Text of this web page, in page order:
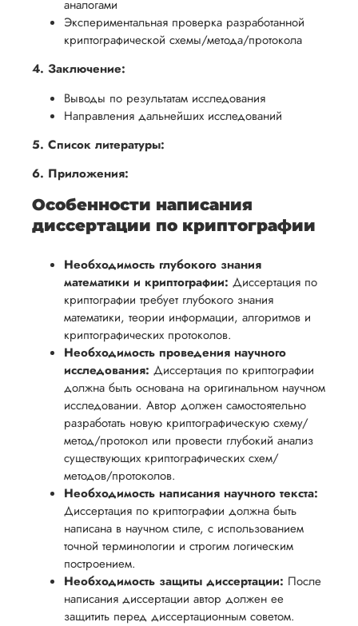
аналогами
Экспериментальная проверка разработанной
криптографической схемы/метода/протокола
4. Заключение:
Выводы по результатам исследования
Направления дальнейших исследований
5. Список литературы:
6. Приложения:
Особенности написания
диссертации по криптографии
Необходимость глубокого знания
математики и криптографии: Диссертация по
криптографии требует глубокого знания
математики, теории информации, алгоритмов и
криптографических протоколов.
Необходимость проведения научного
исследования: Диссертация по криптографии
должна быть основана на оригинальном научном
исследовании. Автор должен самостоятельно
разработать новую криптографическую схему/
метод/протокол или провести глубокий анализ
существующих криптографических схем/
методов/протоколов.
Необходимость написания научного текста:
Диссертация по криптографии должна быть
написана в научном стиле, с использованием
точной терминологии и строгим логическим
построением.
Необходимость защиты диссертации: После
написания диссертации автор должен ее
защитить перед диссертационным советом.